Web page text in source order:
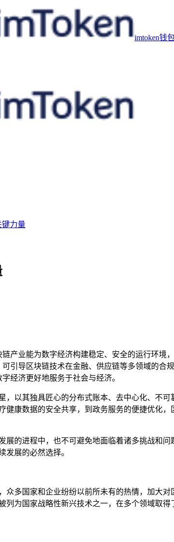
imtoken钱
键力量
产业能为数字经济构建稳定、安全的运行环境
引导区块链技术在金融、供应链等多领域的合
经济更好地服务于社会与经济。
以其独具匠心的分布式账本、去中心化、不
康数据的安全共享，到政务服务的便捷优化
的进程中，也不可避免地面临着诸多挑战和
发展的必然选择。
多国家和企业纷纷以前所未有的热情，加大
为国家战略性新兴技术之一，在多个领域取得